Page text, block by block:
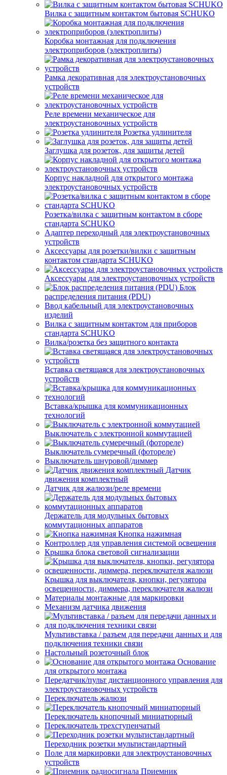
Вилка с защитным контактом бытовая SCHUKO
Коробка монтажная для подключения
электроприборов (электроплиты)
Рамка декоративная для электроустановочных
устройств
Реле времени механическое для
электроустановочных устройств
Розетка удлинителя
Заглушка для розеток, для защиты детей
Корпус накладной для открытого монтажа
электроустановочных устройств
Розетка/вилка с защитным контактом в сборе
стандарта SCHUKO
Адаптер переходный для электроустановочных
устройств
Аксессуары для розетки/вилки с защитным
контактом стандарта SCHUKO
Аксессуары для электроустановочных устройств
Блок
распределения питания (PDU)
Ввод кабельный для электроустановочных
изделий
Вилка с защитным контактом для приборов
стандарта SCHUKO
Вилка/розетка без защитного контакта
Вставка светящаяся для электроустановочных
устройств
Вставка/крышка для коммуникационных
технологий
Выключатель с электронной коммутацией
Выключатель сумеречный (фотореле)
Выключатель шнуровой/диммер
Датчик
движения комплектный
Датчик для жалюзи/реле времени
Держатель для модульных бытовых
коммутационных аппаратов
Кнопка нажимная
Контроллер для управления системой освещения
Крышка блока световой сигнализации
Крышка для выключателя, кнопки, регулятора
освещенности, диммера, переключателя жалюзи
Материалы монтажные для маркировки
Механизм датчика движения
Мультивставка / разъем для передачи данных и для
подключения техники связи
Настольный розеточный блок
Основание
для открытого монтажа
Передатчик/пульт дистанционного управления для
электроустановочных устройств
Переключатель жалюзи
Переключатель кнопочный миниатюрный
Переключатель трехступенчатый
Переходник розетки мультистандартный
Поле для маркировки для электроустановочных
устройств
Приемник